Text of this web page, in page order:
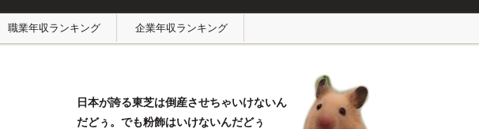
職業年収ランキング 企業年収ランキング
日本が誇る東芝は倒産させちゃいけないん
だどぅ。でも粉飾はいけないんだどぅ